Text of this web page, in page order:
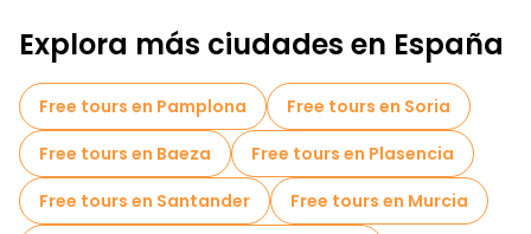
Explora más ciudades en España
Free tours en Pamplona
Free tours en Soria
Free tours en Baeza
Free tours en Plasencia
Free tours en Santander
Free tours en Murcia